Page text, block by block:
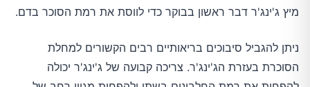
מיץ ג'ינג'ר דבר ראשון בבוקר כדי לווסת את רמת הסוכר בדם.
ניתן להגביל סיבוכים בריאותיים רבים הקשורים למחלת
הסוכרת בעזרת הג'ינג'ר. צריכה קבועה של ג'ינג'ר יכולה